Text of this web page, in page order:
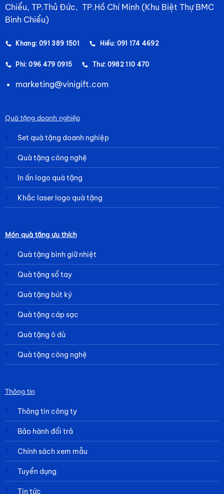
Chiểu, TP.Thủ Đức, TP.Hồ Chí Minh (Khu Biệt Thự BMC
Bình Chiểu)
Khang: 091 389 1501 Hiếu: 091 174 4692
Phi: 096 479 0915 Thư: 0982 110 470
marketing@vinigift.com
Quà tặng doanh nghiệp
Set quà tặng doanh nghiệp
Quà tặng công nghệ
In ấn logo quà tặng
Khắc laser logo quà tặng
Món quà tặng ưu thích
Quà tặng bình giữ nhiệt
Quà tặng sổ tay
Quà tặng bút ký
Quà tặng cáp sạc
Quà tặng ô dù
Quà tặng công nghệ
Thông tin
Thông tin công ty
Bảo hành đổi trả
Chính sách xem mẫu
Tuyển dụng
Tin tức